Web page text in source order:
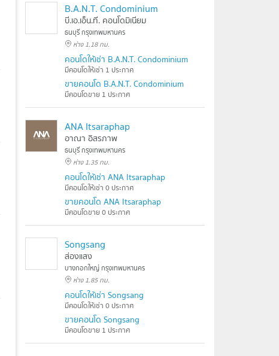
B.A.N.T. Condominium
บี.เอ.เอ็น.ที. คอนโดมิเนียม
ธนบุรี กรุงเทพมหานคร
ห่าง 1.18 กม.
คอนโดให้เช่า B.A.N.T. Condominium
มีคอนโดให้เช่า 1 ประกาศ
ขายคอนโด B.A.N.T. Condominium
มีคอนโดขาย 1 ประกาศ
ANA Itsaraphap
อาณา อิสรภาพ
ธนบุรี กรุงเทพมหานคร
ห่าง 1.35 กม.
คอนโดให้เช่า ANA Itsaraphap
มีคอนโดให้เช่า 0 ประกาศ
ขายคอนโด ANA Itsaraphap
มีคอนโดขาย 0 ประกาศ
Songsang
ส่องแสง
บางกอกใหญ่ กรุงเทพมหานคร
ห่าง 1.85 กม.
คอนโดให้เช่า Songsang
มีคอนโดให้เช่า 0 ประกาศ
ขายคอนโด Songsang
มีคอนโดขาย 1 ประกาศ